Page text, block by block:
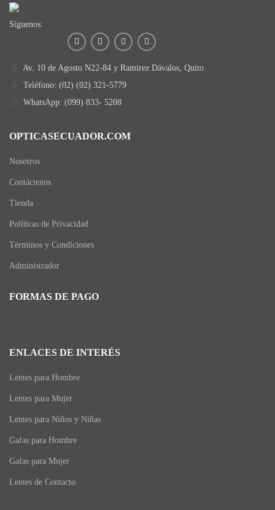
Síguenos:
Av. 10 de Agosto N22-84 y Ramirez Dávalos, Quito
Teléfono: (02) (02) 321-5779
WhatsApp: (099) 833- 5208
OPTICASECUADOR.COM
Nosotros
Contáctenos
Tienda
Políticas de Privacidad
Términos y Condiciones
Administrador
FORMAS DE PAGO
ENLACES DE INTERÉS
Lentes para Hombre
Lentes para Mujer
Lentes para Niños y Niñas
Gafas para Hombre
Gafas para Mujer
Lentes de Contacto